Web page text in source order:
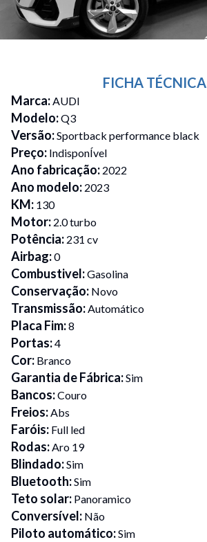
FICHA TÉCNICA
Marca:AUDI
Modelo:Q3
Versão:Sportback performance black
Preço: IndisponÍvel
Ano fabricação: 2022
Ano modelo: 2023
KM: 130
Motor: 2.0 turbo
Potência: 231 cv
Airbag:0
Combustivel:Gasolina
Conservação: Novo
Transmissão:Automático
Placa Fim:8
Portas:4
Cor: Branco
Garantia de Fábrica:Sim
Bancos:Couro
Freios:Abs
Faróis: Full led
Rodas:Aro 19
Blindado:Sim
Bluetooth:Sim
Teto solar: Panoramico
Conversível: Não
Piloto automático:Sim